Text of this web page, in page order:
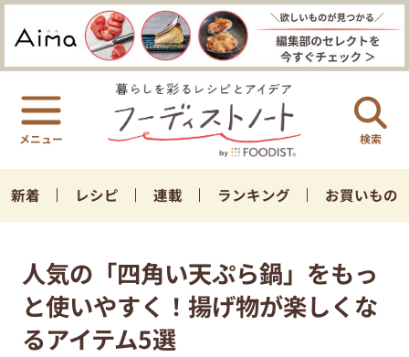
検索
新着 レシピ 連載 ランキング お買いもの
人気の「四角い天ぷら鍋」をもっ
と使いやすく！揚げ物が楽しくな
るアイテム5選